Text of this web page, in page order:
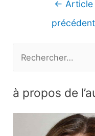
← Article
précédent
h
à propos de